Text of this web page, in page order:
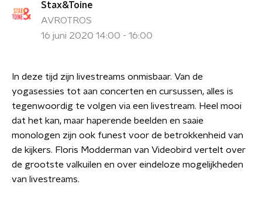
Stax&Toine
AVROTROS
16 juni 2020 14:00 - 16:00
In deze tijd zijn livestreams onmisbaar. Van de
yogasessies tot aan concerten en cursussen, alles is
tegenwoordig te volgen via een livestream. Heel mooi
dat het kan, maar haperende beelden en saaie
monologen zijn ook funest voor de betrokkenheid van
de kijkers. Floris Modderman van Videobird vertelt over
de grootste valkuilen en over eindeloze mogelijkheden
van livestreams.